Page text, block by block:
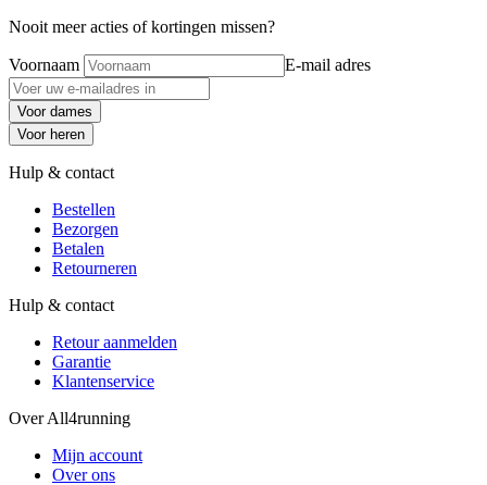
Nooit meer acties of kortingen missen?
Voornaam E-mail adres
Voor dames
Voor heren
Hulp & contact
Bestellen
Bezorgen
Betalen
Retourneren
Hulp & contact
Retour aanmelden
Garantie
Klantenservice
Over All4running
Mijn account
Over ons